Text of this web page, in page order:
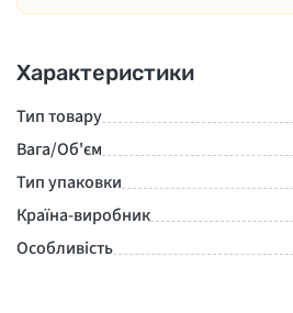
Характеристики
Тип товару
Вага/Об'єм
Тип упаковки
Країна-виробник
Особливість